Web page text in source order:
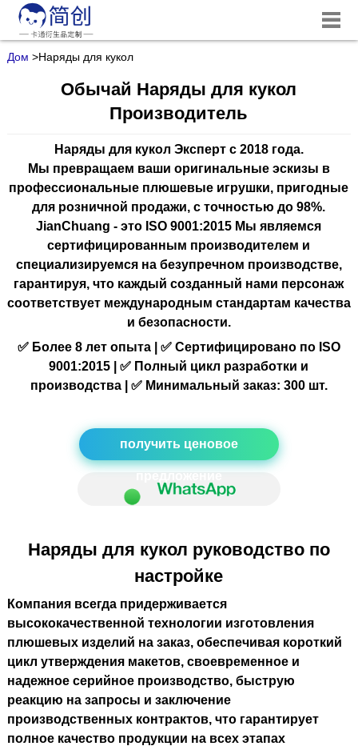
Дом >Наряды для кукол
Обычай Наряды для кукол
Производитель
Наряды для кукол Эксперт с 2018 года.
Мы превращаем ваши оригинальные эскизы в
профессиональные плюшевые игрушки, пригодные
для розничной продажи, с точностью до 98%.
JianChuang - это ISO 9001:2015 Мы являемся
сертифицированным производителем и
специализируемся на безупречном производстве,
гарантируя, что каждый созданный нами персонаж
соответствует международным стандартам качества
и безопасности.
✅ Более 8 лет опыта | ✅ Сертифицировано по ISO
9001:2015 | ✅ Полный цикл разработки и
производства | ✅ Минимальный заказ: 300 шт.
получить ценовое
Наряды для кукол руководство по
настройке
Компания всегда придерживается
высококачественной технологии изготовления
плюшевых изделий на заказ, обеспечивая короткий
цикл утверждения макетов, своевременное и
надежное серийное производство, быструю
реакцию на запросы и заключение
производственных контрактов, что гарантирует
полное качество продукции на всех этапах